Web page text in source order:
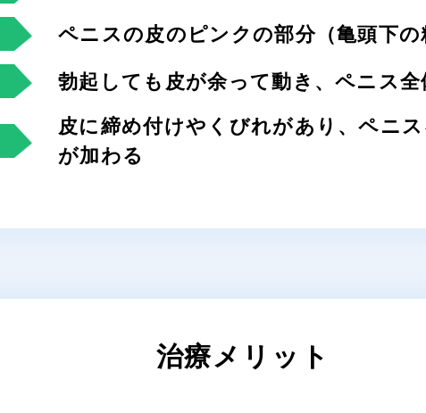
ペニスの皮のピンクの部分（亀頭下
勃起しても皮が余って動き、ペニス全
皮に締め付けやくびれがあり、ペニ
が加わる
治療メリット